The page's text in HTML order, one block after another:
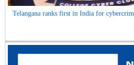
Telangana ranks first in India for